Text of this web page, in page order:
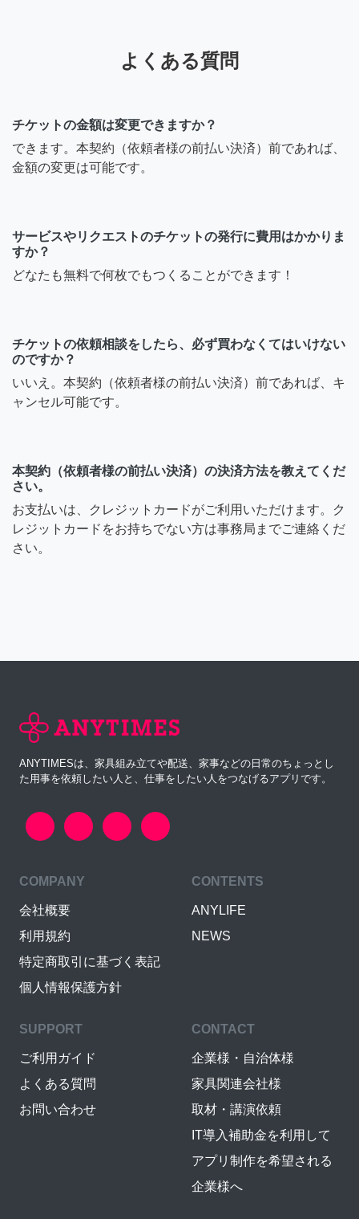
よくある質問
チケットの金額は変更できますか？
できます。本契約（依頼者様の前払い決済）前であれば、
金額の変更は可能です。
サービスやリクエストのチケットの発行に費用はかかりま
すか？
どなたも無料で何枚でもつくることができます！
チケットの依頼相談をしたら、必ず買わなくてはいけない
のですか？
いいえ。本契約（依頼者様の前払い決済）前であれば、キ
ャンセル可能です。
本契約（依頼者様の前払い決済）の決済方法を教えてくだ
さい。
お支払いは、クレジットカードがご利用いただけます。ク
レジットカードをお持ちでない方は事務局までご連絡くだ
さい。
ANYTIMESは、家具組み立てや配送、家事などの日常のちょっとし
た用事を依頼したい人と、仕事をしたい人をつなげるアプリです。
COMPANY
会社概要
利用規約
特定商取引に基づく表記
個人情報保護方針
CONTENTS
ANYLIFE
NEWS
SUPPORT
ご利用ガイド
よくある質問
お問い合わせ
CONTACT
企業様・自治体様
家具関連会社様
取材・講演依頼
IT導入補助金を利用して
アプリ制作を希望される
企業様へ